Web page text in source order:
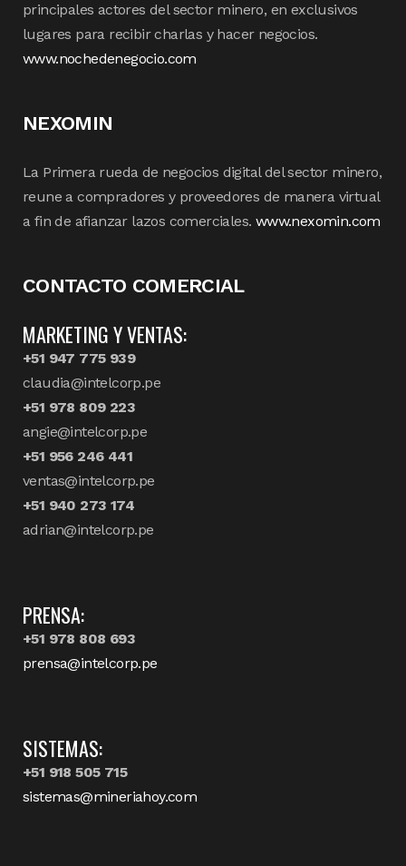
principales actores del sector minero, en exclusivos
lugares para recibir charlas y hacer negocios.
www.nochedenegocio.com
NEXOMIN
La Primera rueda de negocios digital del sector minero,
reune a compradores y proveedores de manera virtual
a fin de afianzar lazos comerciales. www.nexomin.com
CONTACTO COMERCIAL
MARKETING Y VENTAS:
+51 947 775 939
claudia@intelcorp.pe
+51 978 809 223
angie@intelcorp.pe
+51 956 246 441
ventas@intelcorp.pe
+51 940 273 174
adrian@intelcorp.pe
PRENSA:
+51 978 808 693
prensa@intelcorp.pe
SISTEMAS:
+51 918 505 715
sistemas@mineriahoy.com